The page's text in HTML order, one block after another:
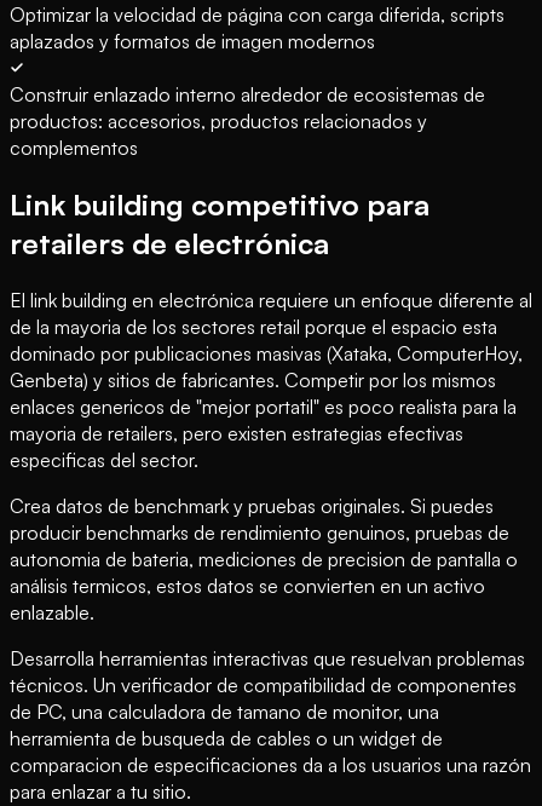
Optimizar la velocidad de página con carga diferida, scripts
aplazados y formatos de imagen modernos
Construir enlazado interno alrededor de ecosistemas de
productos: accesorios, productos relacionados y
complementos
Link building competitivo para
retailers de electrónica
El link building en electrónica requiere un enfoque diferente al
de la mayoria de los sectores retail porque el espacio esta
dominado por publicaciones masivas (Xataka, ComputerHoy,
Genbeta) y sitios de fabricantes. Competir por los mismos
enlaces genericos de "mejor portatil" es poco realista para la
mayoria de retailers, pero existen estrategias efectivas
especificas del sector.
Crea datos de benchmark y pruebas originales. Si puedes
producir benchmarks de rendimiento genuinos, pruebas de
autonomia de bateria, mediciones de precision de pantalla o
análisis termicos, estos datos se convierten en un activo
enlazable.
Desarrolla herramientas interactivas que resuelvan problemas
técnicos. Un verificador de compatibilidad de componentes
de PC, una calculadora de tamano de monitor, una
herramienta de busqueda de cables o un widget de
comparacion de especificaciones da a los usuarios una razón
para enlazar a tu sitio.